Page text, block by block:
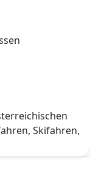
Skifahren,